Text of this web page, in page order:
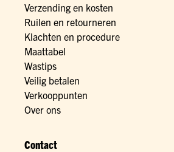
Verzending en kosten
Ruilen en retourneren
Klachten en procedure
Maattabel
Wastips
Veilig betalen
Verkooppunten
Over ons
Contact